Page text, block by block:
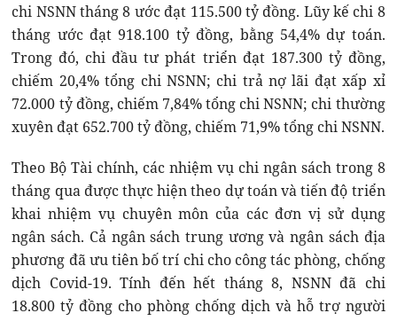
chi NSNN tháng 8 ước đạt 115.500 tỷ đồng. Lũy kế chi 8
tháng ước đạt 918.100 tỷ đồng, bằng 54,4% dự toán.
Trong đó, chi đầu tư phát triển đạt 187.300 tỷ đồng,
chiếm 20,4% tổng chi NSNN; chi trả nợ lãi đạt xấp xỉ
72.000 tỷ đồng, chiếm 7,84% tổng chi NSNN; chi thường
xuyên đạt 652.700 tỷ đồng, chiếm 71,9% tổng chi NSNN.
Theo Bộ Tài chính, các nhiệm vụ chi ngân sách trong 8
tháng qua được thực hiện theo dự toán và tiến độ triển
khai nhiệm vụ chuyên môn của các đơn vị sử dụng
ngân sách. Cả ngân sách trung ương và ngân sách địa
phương đã ưu tiên bố trí chi cho công tác phòng, chống
dịch Covid-19. Tính đến hết tháng 8, NSNN đã chi
18.800 tỷ đồng cho phòng chống dịch và hỗ trợ người